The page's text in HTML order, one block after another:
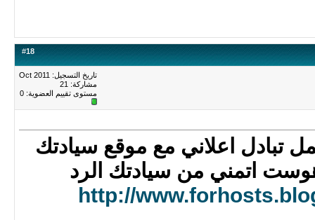
#18
تاريخ التسجيل: Oct 2011
مشاركة: 21
مستوى تقييم العضوية: 0
تبادل اعلاني مع موقع سيادتك
اتمني من سيادتك الرد
http://